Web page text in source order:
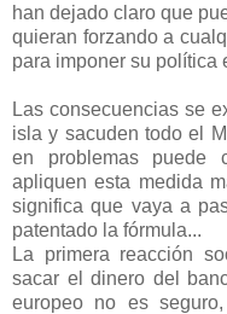
han dejado claro que
quieran forzando a
para imponer su política
Las consecuencias se
isla y sacuden todo el
en problemas puede
apliquen esta medida
significa que vaya a
patentado la fórmula...
La primera reacción
sacar el dinero del
europeo no es